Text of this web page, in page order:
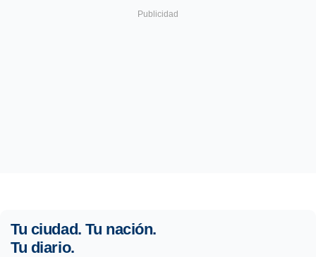
Tu ciudad. Tu nación.
Tu diario.